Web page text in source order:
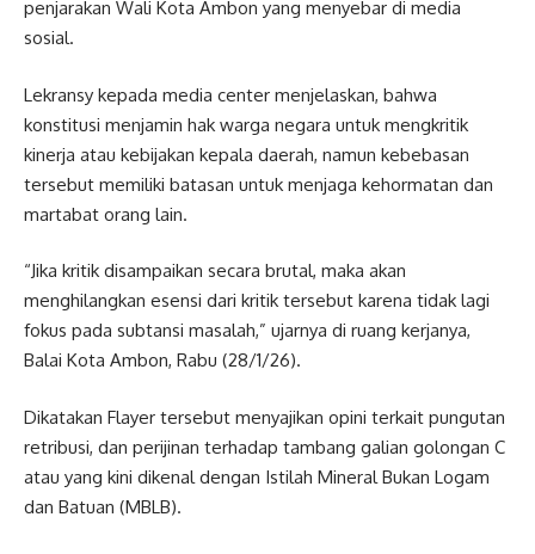
penjarakan Wali Kota Ambon yang menyebar di media
sosial.
Lekransy kepada media center menjelaskan, bahwa
konstitusi menjamin hak warga negara untuk mengkritik
kinerja atau kebijakan kepala daerah, namun kebebasan
tersebut memiliki batasan untuk menjaga kehormatan dan
martabat orang lain.
“Jika kritik disampaikan secara brutal, maka akan
menghilangkan esensi dari kritik tersebut karena tidak lagi
fokus pada subtansi masalah,” ujarnya di ruang kerjanya,
Balai Kota Ambon, Rabu (28/1/26).
Dikatakan Flayer tersebut menyajikan opini terkait pungutan
retribusi, dan perijinan terhadap tambang galian golongan C
atau yang kini dikenal dengan Istilah Mineral Bukan Logam
dan Batuan (MBLB).